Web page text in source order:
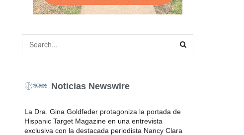
Noticias Newswire
La Dra. Gina Goldfeder protagoniza la portada de
Hispanic Target Magazine en una entrevista
exclusiva con la destacada periodista Nancy Clara